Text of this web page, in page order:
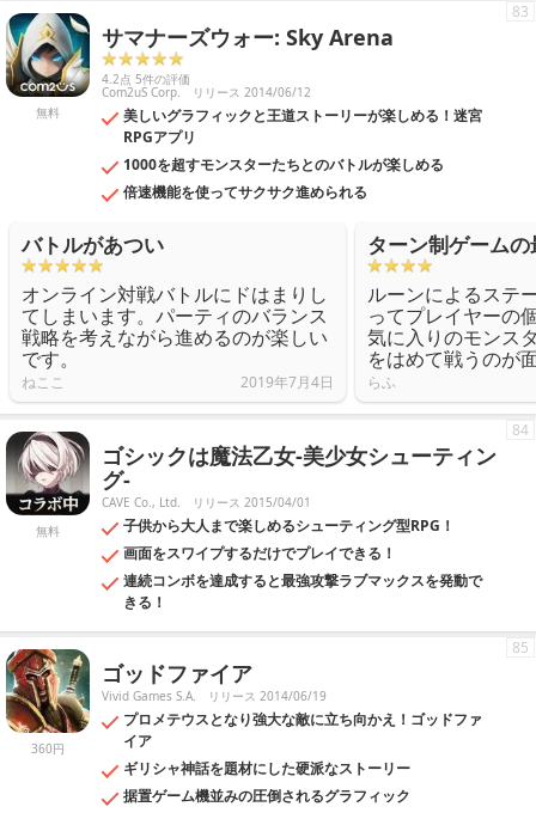
無料
サマナーズウォー: Sky Arena
4.2点 5件の評価
Com2uS Corp. リリース 2014/06/12
美しいグラフィックと王道ストーリーが楽しめる！迷宮
RPGアプリ
1000を超すモンスターたちとのバトルが楽しめる
倍速機能を使ってサクサク進められる
83
バトルがあつい
オンライン対戦バトルにドはまりし
てしまいます。パーティのバランス
戦略を考えながら進めるのが楽しい
です。
ねここ 2019年7月4日
ターン制ゲーム
ルーンによるステ
ってプレイヤーの
気に入りのモンス
をはめて戦うのが
らふ
無料
ゴシックは魔法乙女-美少女シューティン
グ-
CAVE Co., Ltd. リリース 2015/04/01
子供から大人まで楽しめるシューティング型RPG！
画面をスワイプするだけでプレイできる！
連続コンボを達成すると最強攻撃ラブマックスを発動で
きる！
84
360円
ゴッドファイア
Vivid Games S.A. リリース 2014/06/19
プロメテウスとなり強大な敵に立ち向かえ！ゴッドファ
イア
ギリシャ神話を題材にした硬派なストーリー
据置ゲーム機並みの圧倒されるグラフィック
85